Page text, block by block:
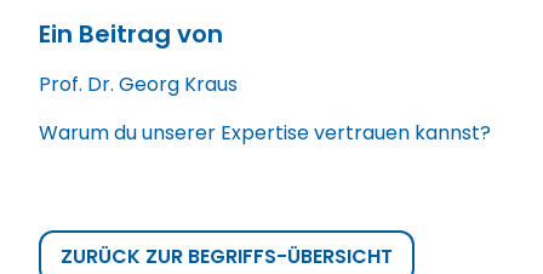
Ein Beitrag von
Prof. Dr. Georg Kraus
Warum du unserer Expertise vertrauen kannst?
ZURÜCK ZUR BEGRIFFS-ÜBERSICHT